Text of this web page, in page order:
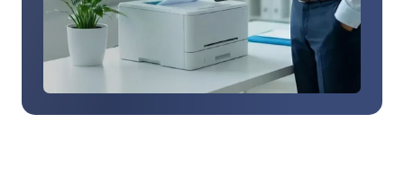
ィ
へ
の
貢
献
を